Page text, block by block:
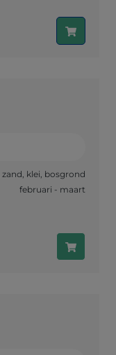
zand, klei, bosgrond
februari - maart